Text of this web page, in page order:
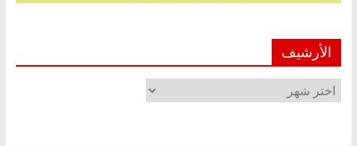
الأرشيف
الأرشيف